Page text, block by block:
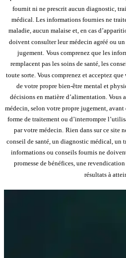
fournit ni ne prescrit aucun diagnostic,
médical. Les informations fournies ne
maladie, aucun malaise et, en cas
doivent consulter leur médecin agréé ou
jugement. Vous comprenez que les
remplacent pas les soins de santé, les
toute sorte. Vous comprenez et acceptez
de votre propre bien-être mental et
décisions en matière d’alimentation. Vous
médecin, selon votre propre jugement,
forme de traitement ou d’interrompre
par votre médecin. Rien dans sur ce site
conseil de santé, un diagnostic médical, un
informations ou conseils fournis ne
promesse de bénéfices, une
résultats à